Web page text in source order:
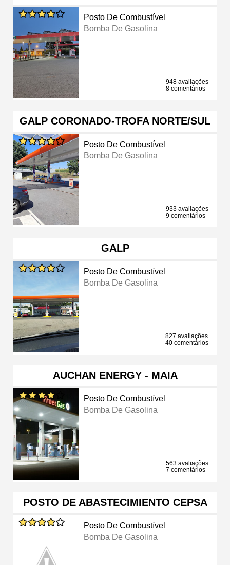
Posto De Combustível
Bomba De Gasolina
948 avaliações
8 comentários
GALP CORONADO-TROFA NORTE/SUL
Posto De Combustível
Bomba De Gasolina
933 avaliações
9 comentários
GALP
Posto De Combustível
Bomba De Gasolina
827 avaliações
40 comentários
AUCHAN ENERGY - MAIA
Posto De Combustível
Bomba De Gasolina
563 avaliações
7 comentários
POSTO DE ABASTECIMIENTO CEPSA
Posto De Combustível
Bomba De Gasolina